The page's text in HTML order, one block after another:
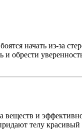
начать из-за
и
телу красивый